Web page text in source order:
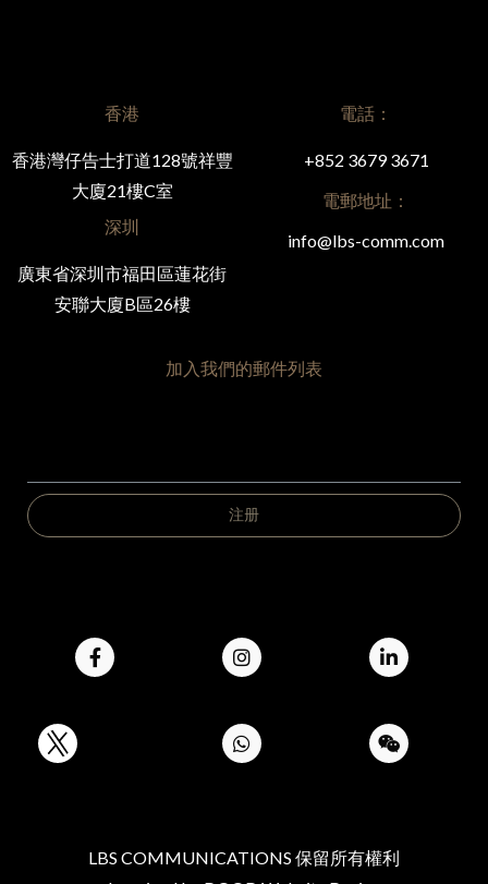
香港
香港灣仔告士打道128號祥豐
大廈21樓C室
深圳
廣東省深圳市福田區蓮花街
安聯大廈B區26樓
電話：
+852 3679 3671
電郵地址：
info@lbs-comm.com
加入我們的郵件列表
LBS COMMUNICATIONS 保留所有權利